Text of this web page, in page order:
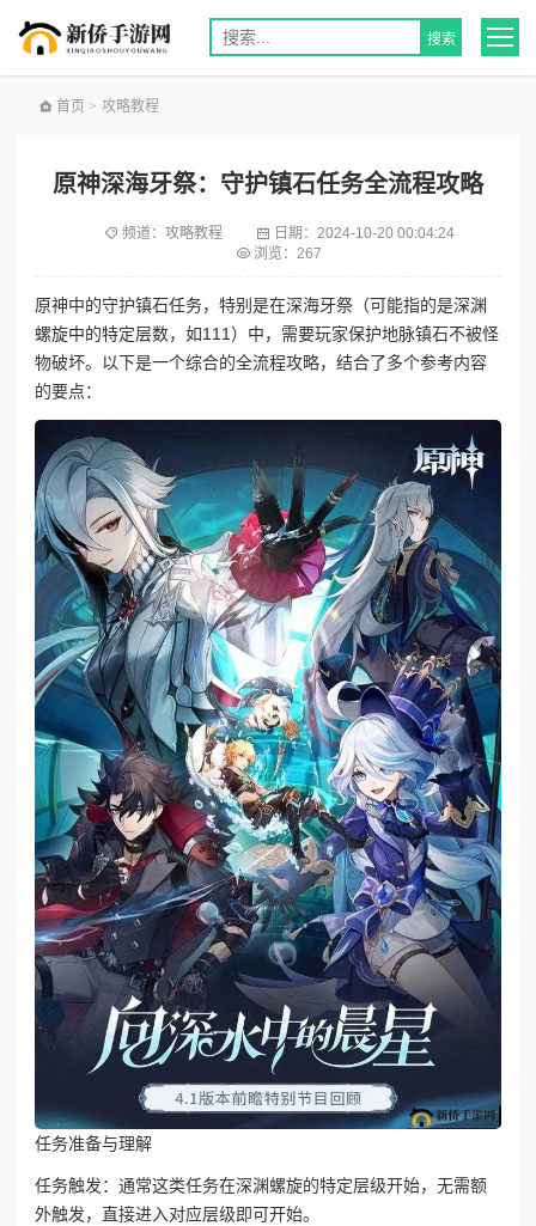
首页 > 攻略教程
原神深海牙祭：守护镇石任务全流程攻略
频道： 攻略教程 日期： 2024-10-20 00:04:24
浏览：267
原神中的守护镇石任务，特别是在深海牙祭（可能指的是深渊
螺旋中的特定层数，如111）中，需要玩家保护地脉镇石不被怪
物破坏。以下是一个综合的全流程攻略，结合了多个参考内容
的要点：
任务准备与理解
任务触发：通常这类任务在深渊螺旋的特定层级开始，无需额
外触发，直接进入对应层级即可开始。